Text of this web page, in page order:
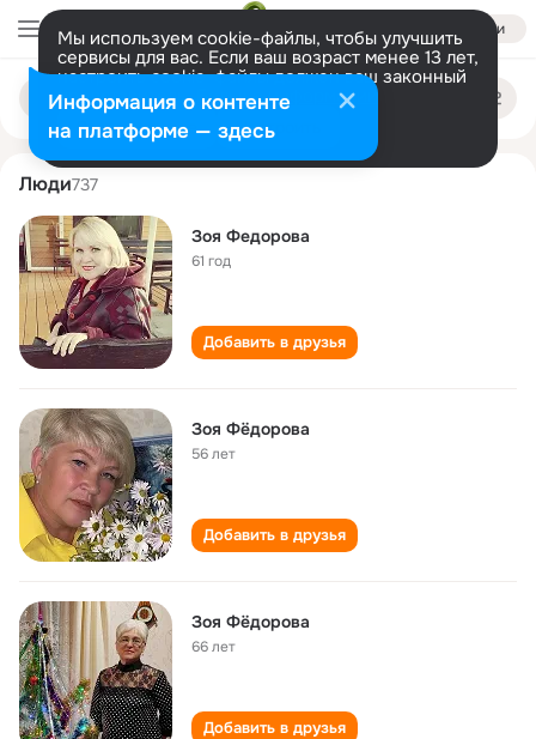
Войти
Мы используем cookie-файлы, чтобы улучшить
сервисы для вас. Если ваш возраст менее 13 лет,
настроить cookie-файлы должен ваш законный
представитель. Больше информации
Разрешить все Настроить
Поиск
людям
zoya fyodorova
Люди737
Зоя Федорова
61 год
Добавить в друзья
Зоя Фёдорова
56 лет
Добавить в друзья
Зоя Фёдорова
66 лет
Добавить в друзья
Информация о контенте
на платформе — здесь